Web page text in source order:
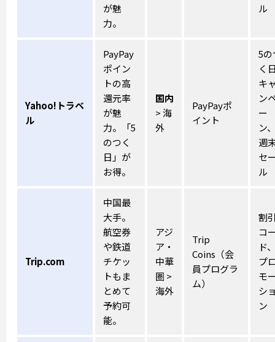
が魅
力。
ル
Yahoo!トラベ
ル
PayPay
ポイン
トの高
還元率
が魅
力。「5
のつく
日」が
お得。
国内
> 海
外
PayPayポ
イント
5の
く
キ
ン
ー
ン
週
セ
ル
Trip.com
中国最
大手。
航空券
や鉄道
チケッ
トもま
とめて
予約可
能。
アジ
ア・
中華
圏 >
海外
Trip
Coins（会
員プログラ
ム）
割
コ
ド
プ
モ
シ
ン